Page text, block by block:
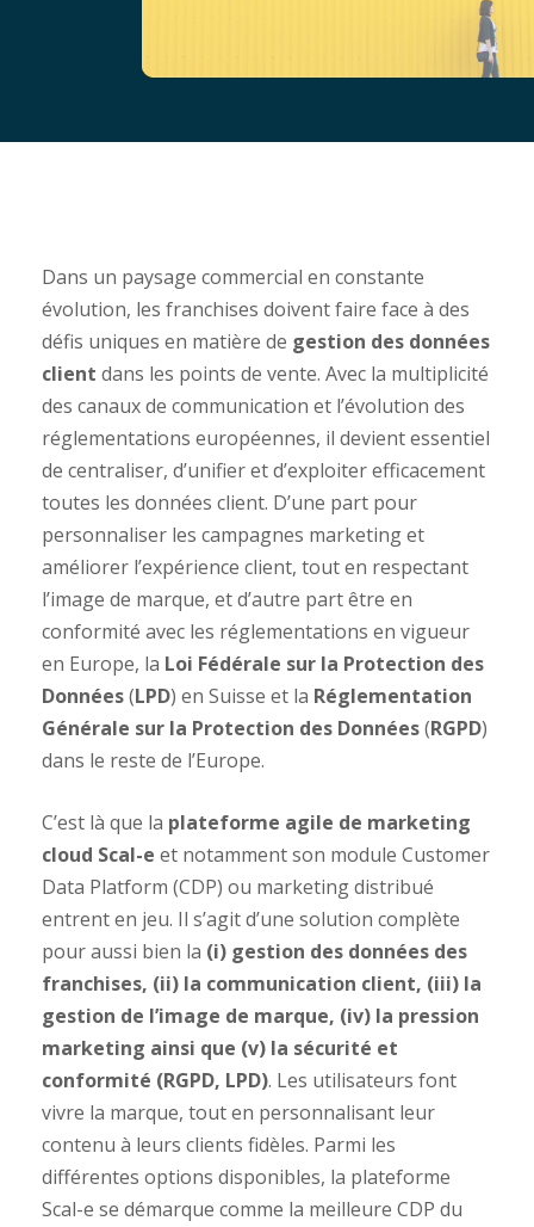
Dans un paysage commercial en constante
évolution, les franchises doivent faire face à des
défis uniques en matière de gestion des données
client dans les points de vente. Avec la multiplicité
des canaux de communication et l’évolution des
réglementations européennes, il devient essentiel
de centraliser, d’unifier et d’exploiter efficacement
toutes les données client. D’une part pour
personnaliser les campagnes marketing et
améliorer l’expérience client, tout en respectant
l’image de marque, et d’autre part être en
conformité avec les réglementations en vigueur
en Europe, la Loi Fédérale sur la Protection des
Données(LPD) en Suisse et la Réglementation
Générale sur la Protection des Données(RGPD)
dans le reste de l’Europe.
C’est là que la plateforme agile de marketing
cloud Scal-e et notamment son module Customer
Data Platform (CDP) ou marketing distribué
entrent en jeu. Il s’agit d’une solution complète
pour aussi bien la (i) gestion des données des
franchises, (ii) la communication client, (iii) la
gestion de l’image de marque, (iv) la pression
marketing ainsi que (v) la sécurité et
conformité (RGPD, LPD). Les utilisateurs font
vivre la marque, tout en personnalisant leur
contenu à leurs clients fidèles. Parmi les
différentes options disponibles, la plateforme
Scal-e se démarque comme la meilleure CDP du